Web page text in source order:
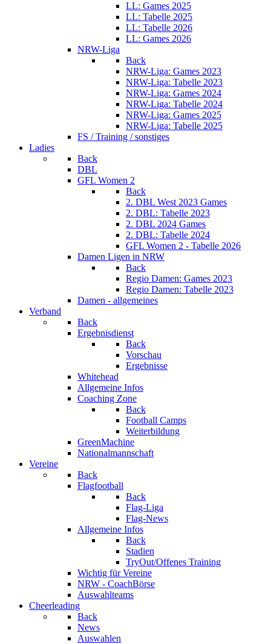
LL: Games 2025
LL: Tabelle 2025
LL: Tabelle 2026
LL: Games 2026
NRW-Liga
Back
NRW-Liga: Games 2023
NRW-Liga: Tabelle 2023
NRW-Liga: Games 2024
NRW-Liga: Tabelle 2024
NRW-Liga: Games 2025
NRW-Liga: Tabelle 2025
FS / Training / sonstiges
Ladies
Back
DBL
GFL Women 2
Back
2. DBL West 2023 Games
2. DBL: Tabelle 2023
2. DBL 2024 Games
2. DBL: Tabelle 2024
GFL Women 2 - Tabelle 2026
Damen Ligen in NRW
Back
Regio Damen: Games 2023
Regio Damen: Tabelle 2023
Damen - allgemeines
Verband
Back
Ergebnisdienst
Back
Vorschau
Ergebnisse
Whitehead
Allgemeine Infos
Coaching Zone
Back
Football Camps
Weiterbildung
GreenMachine
Nationalmannschaft
Vereine
Back
Flagfootball
Back
Flag-Liga
Flag-News
Allgemeine Infos
Back
Stadien
TryOut/Offenes Training
Wichtig für Vereine
NRW - CoachBörse
Auswahlteams
Cheerleading
Back
News
Auswahlen